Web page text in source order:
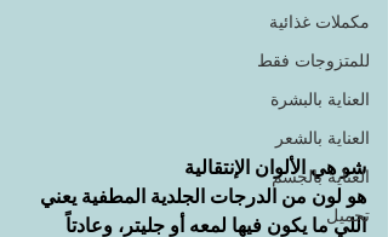
مكملات غذائية
للمتزوجات فقط
العناية بالبشرة
العناية بالشعر
العناية بالجسم
تجميل
شو هي الألوان الإنتقالية
هو لون من الدرجات الجلدية المطفية يعني
اللي ما يكون فيها لمعه أو جليتر، وعادتاً